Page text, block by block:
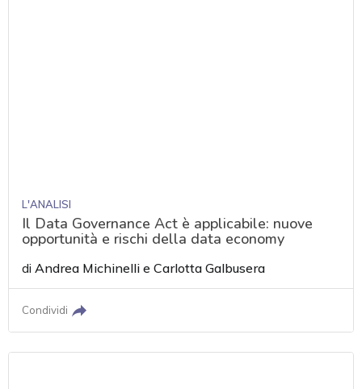
L'ANALISI
Il Data Governance Act è applicabile: nuove
opportunità e rischi della data economy
diAndrea Michinelli eCarlotta Galbusera
Condividi